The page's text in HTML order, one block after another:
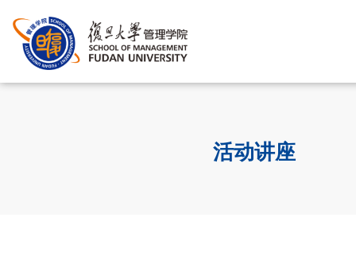
活动讲座